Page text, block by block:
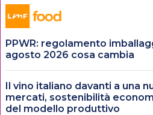
PPWR: regolamento
agosto 2026 cosa cambia
Il vino italiano davanti a una
mercati, sostenibilità
del modello produttivo